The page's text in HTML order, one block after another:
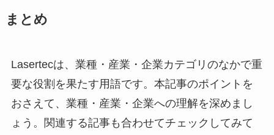
まとめ
Lasertecは、業種・産業・企業カテゴリのなかで重
要な役割を果たす用語です。本記事のポイントを
おさえて、業種・産業・企業への理解を深めまし
ょう。関連する記事も合わせてチェックしてみて